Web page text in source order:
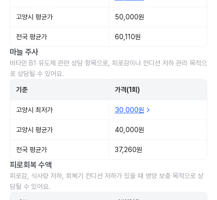
고양시 평균가 50,000원
전국 평균가 60,110원
마늘 주사
비타민 B1 유도체 관련 상담 항목으로, 피로감이나 컨디션 저하 관리 목적으
로 상담될 수 있어요.
기준 가격(1회)
고양시 최저가 30,000원
고양시 평균가 40,000원
전국 평균가 37,260원
피로회복 수액
피로감, 식사량 저하, 회복기 컨디션 저하가 있을 때 영양 보충 목적으로 상
담될 수 있어요.